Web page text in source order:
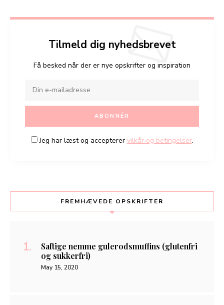
Tilmeld dig nyhedsbrevet
Få besked når der er nye opskrifter og inspiration
Jeg har læst og accepterer vilkår og betingelser.
FREMHÆVEDE OPSKRIFTER
Saftige nemme gulerodsmuffins (glutenfri
og sukkerfri)
May 15, 2020